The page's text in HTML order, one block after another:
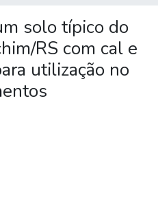
solo típico do
RS com cal e
utilização no